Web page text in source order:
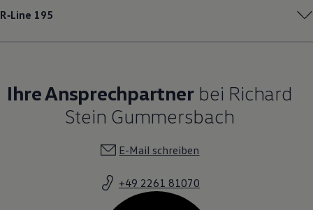
R‑Line 195
Ihre Ansprechpartnerbei Richard
Stein Gummersbach
E-Mail schreiben
+49 2261 81070